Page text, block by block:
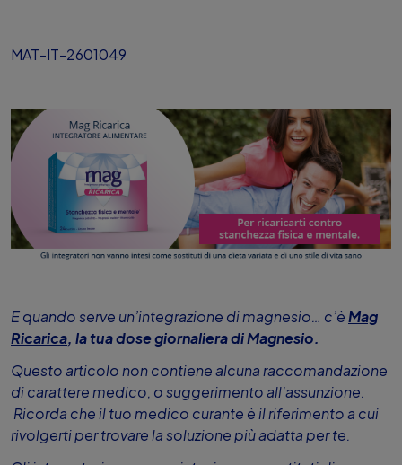
MAT-IT-2601049
E quando serve un’integrazione di magnesio… c’èMag
Ricarica, la tua dose giornaliera di Magnesio.
Questo articolo non contiene alcuna raccomandazione
di carattere medico, o suggerimento all'assunzione.
Ricorda che il tuo medico curante è il riferimento a cui
rivolgerti per trovare la soluzione più adatta per te.